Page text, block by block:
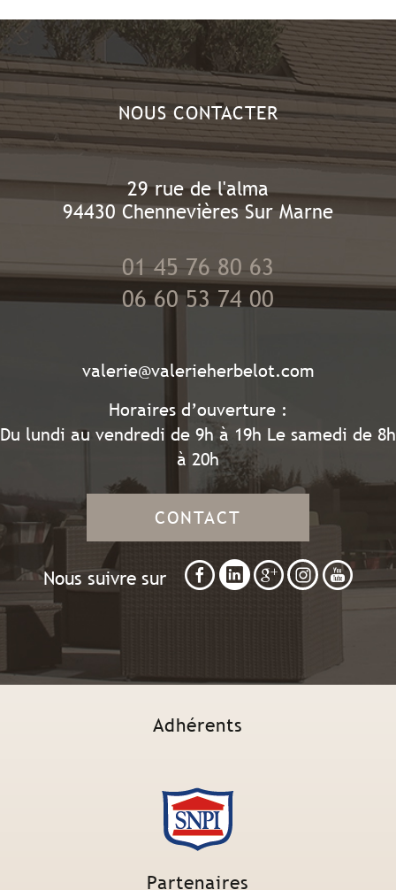
NOUS CONTACTER
29 rue de l'alma
94430 Chennevières Sur Marne
01 45 76 80 63
06 60 53 74 00
valerie@valerieherbelot.com
Horaires d’ouverture :
Du lundi au vendredi de 9h à 19h Le samedi de 8h
à 20h
CONTACT
Nous suivre sur
Adhérents
Partenaires